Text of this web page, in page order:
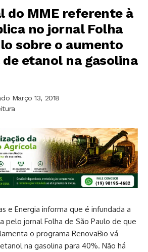
do MME referente à
no jornal Folha
sobre o aumento
etanol na gasolina
Março 13, 2018
e Energia informa que é infundada a
pelo jornal Folha de São Paulo de que
o programa RenovaBio vá
na gasolina para 40%. Não há